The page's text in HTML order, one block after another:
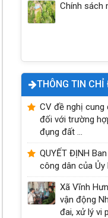
Chính sách
THÔNG TIN
CV đề nghị cung
đối với trường
đụng đất ...
QUYẾT ĐỊNH
công dân của Ủy
Xã Vĩnh
vận động
đai, xử lý vi
Một số nguyên
phòng bỏ phiếu